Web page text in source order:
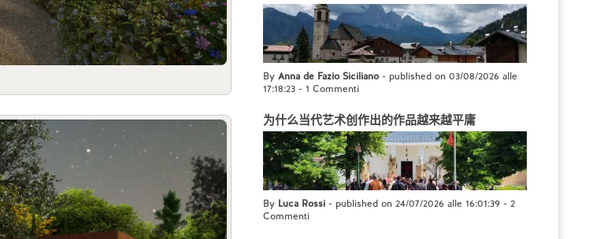
By Anna de Fazio Siciliano- published on 03/08/2026 alle
17:18:23 - 1 Commenti
为什么当代艺术创作出的作品越来越平庸
By Luca Rossi - published on 24/07/2026 alle 16:01:39 - 2
Commenti